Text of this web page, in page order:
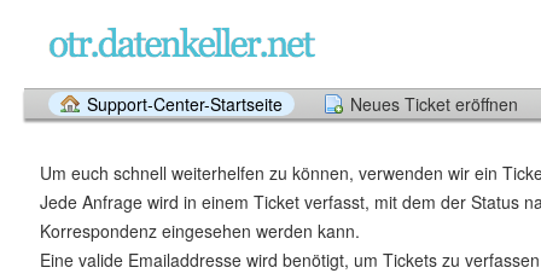
Support-Center-Startseite Neues Ticket eröffnen
Um euch schnell weiterhelfen zu können, verwenden wir ein
Jede Anfrage wird in einem Ticket verfasst, mit dem der Status
Korrespondenz eingesehen werden kann.
Eine valide Emailaddresse wird benötigt, um Tickets zu